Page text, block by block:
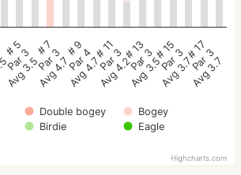
Double bogey
Bogey
Birdie
Eagle
# 5
Par 3
Avg 3.5
# 7
Par 3
Avg 4.7
# 9
Par 4
Avg 4.7
# 11
Par 3
Avg 4.2
# 13
Par 3
Avg 3.5
# 15
Par 3
Avg 3.7
# 17
Par 3
Avg 3.7
Highcharts.com